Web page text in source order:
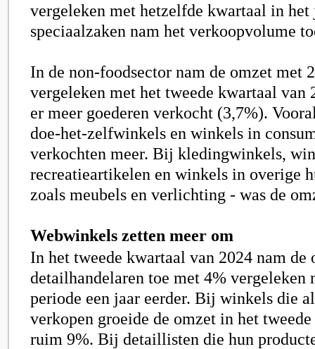
vergeleken met hetzelfde kwartaal in
speciaalzaken nam het verkoopvolume
In de non-foodsector nam de omzet met
vergeleken met het tweede kwartaal van
er meer goederen verkocht (3,7%).
doe-het-zelfwinkels en winkels in
verkochten meer. Bij kledingwinkels,
recreatieartikelen en winkels in overige
zoals meubels en verlichting - was de
Webwinkels zetten meer om
In het tweede kwartaal van 2024 nam de
detailhandelaren toe met 4% vergeleken
periode een jaar eerder. Bij winkels die
verkopen groeide de omzet in het
ruim 9%. Bij detaillisten die hun